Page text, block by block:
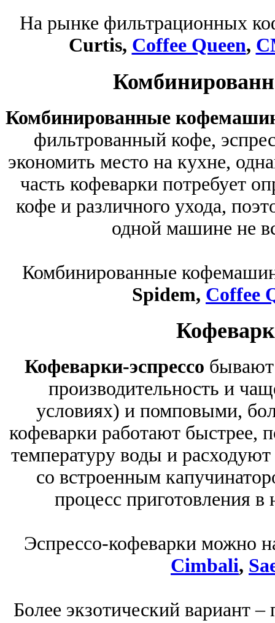
На рынке фильтрационных
Curtis, Coffee Queen,
Комбинированные
фильтрованный кофе,
экономить место на кухне,
часть кофеварки потребует
кофе и различного ухода,
одной машине не
Комбинированные
Spidem, Coffee
Кофеварки-эспрессо
производительность и
условиях) и помповыми,
кофеварки работают быстрее,
температуру воды и
со встроенным
процесс приготовления в
Эспрессо-кофеварки можно
Cimbali,
Более экзотический вариант